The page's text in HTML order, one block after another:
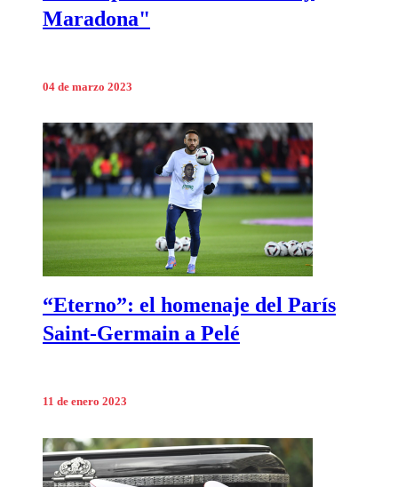
Maradona"
04 de marzo 2023
“Eterno”: el homenaje del París
Saint-Germain a Pelé
11 de enero 2023